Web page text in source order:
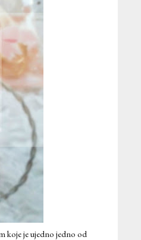
koje je ujedno jedno od